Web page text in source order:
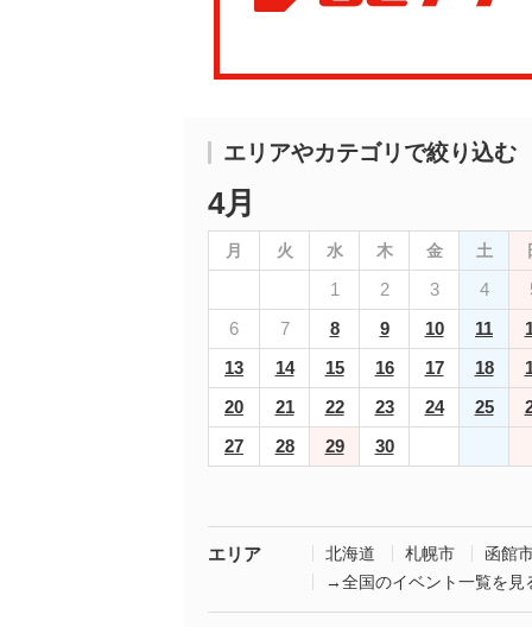
エリアやカテゴリで絞り込む
4月
月 火 水 木 金 土
1 2 3 4
6
7 8 9 10 11
13
14 15 16 17 18
20
21 22 23 24 25
27
28 29 30
エリア 北海道 札幌市
函館
→全国のイベント一覧を見